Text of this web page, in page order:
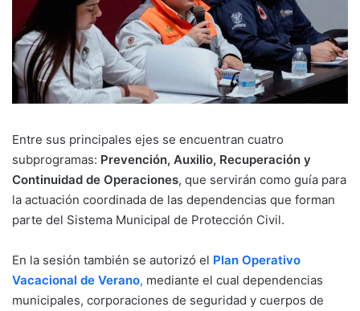
Entre sus principales ejes se encuentran cuatro
subprogramas: Prevención, Auxilio, Recuperación y
Continuidad de Operaciones, que servirán como guía para
la actuación coordinada de las dependencias que forman
parte del Sistema Municipal de Protección Civil.
En la sesión también se autorizó el Plan Operativo
Vacacional de Verano, mediante el cual dependencias
municipales, corporaciones de seguridad y cuerpos de